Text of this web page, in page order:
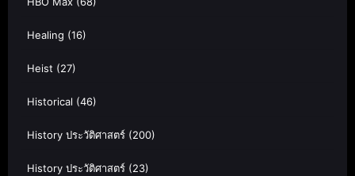
Healing (16)
Heist (27)
Historical (46)
History ประวัติศาสตร์ (200)
History ประวัติศาสตร์ (23)